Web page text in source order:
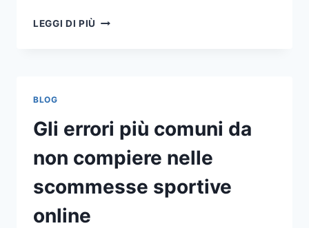
LEGGI DI PIÙ UN
PULIZIA
DELLE
APPARECCHIATURE
DA
BLOG
Gli errori più comuni da
non compiere nelle
scommesse sportive
online